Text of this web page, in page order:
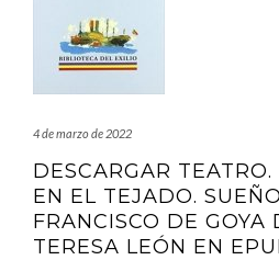
4 de marzo de 2022
DESCARGAR
EN EL TEJADO.
FRANCISCO DE GOYA
TERESA LEÓN EN